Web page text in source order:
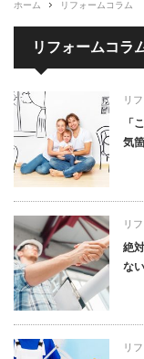
ホーム リフォームコラム
リフォームコラ
リ
「
気
リ
絶
な
リ